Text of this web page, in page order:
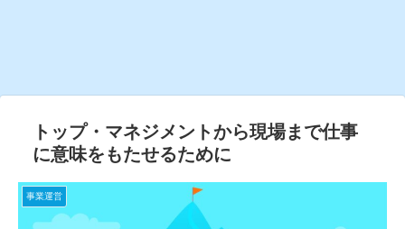
トップ・マネジメントから現場まで仕事
に意味をもたせるために
事業運営